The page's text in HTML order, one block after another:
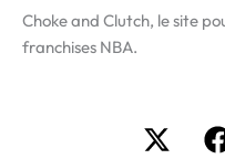
Choke and Clutch, le site
franchises NBA.
X-